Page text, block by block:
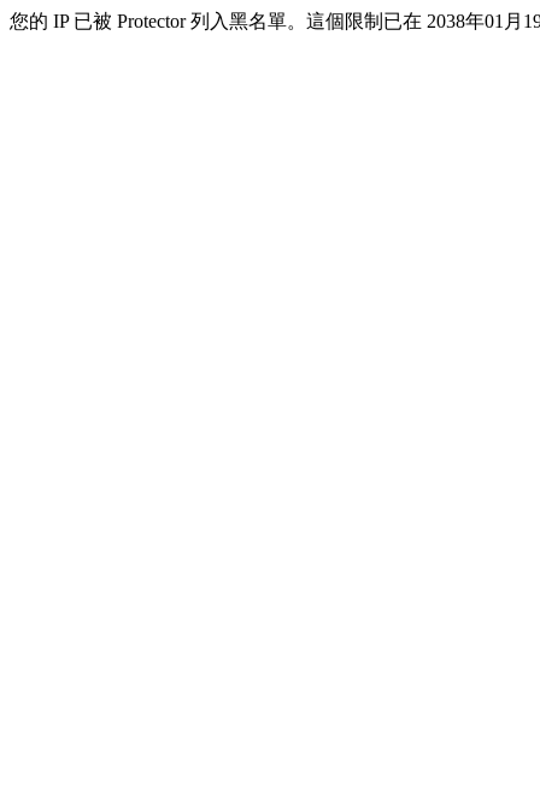
您的 IP 已被 Protector 列入黑名單。這個限制已在 2038年01月